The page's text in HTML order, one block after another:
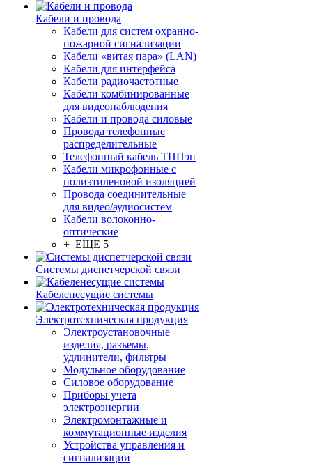
Кабели и провода
Кабели для систем охранно-
пожарной сигнализации
Кабели «витая пара» (LAN)
Кабели для интерфейса
Кабели радиочастотные
Кабели комбинированные
для видеонаблюдения
Кабели и провода силовые
Провода телефонные
распределительные
Телефонный кабель ТППэп
Кабели микрофонные с
полиэтиленовой изоляцией
Провода соединительные
для видео/аудиосистем
Кабели волоконно-
оптические
+ ЕЩЕ 5
Системы диспетчерской связи
Кабеленесущие системы
Электротехническая продукция
Электроустановочные
изделия, разъемы,
удлинители, фильтры
Модульное оборудование
Силовое оборудование
Приборы учета
электроэнергии
Электромонтажные и
коммутационные изделия
Устройства управления и
сигнализации